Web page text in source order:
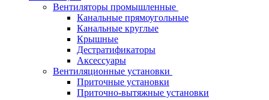
Вентиляторы промышленные
Канальные прямоугольные
Канальные круглые
Крышные
Дестратификаторы
Аксессуары
Вентиляционные установки
Приточные установки
Приточно-вытяжные установки